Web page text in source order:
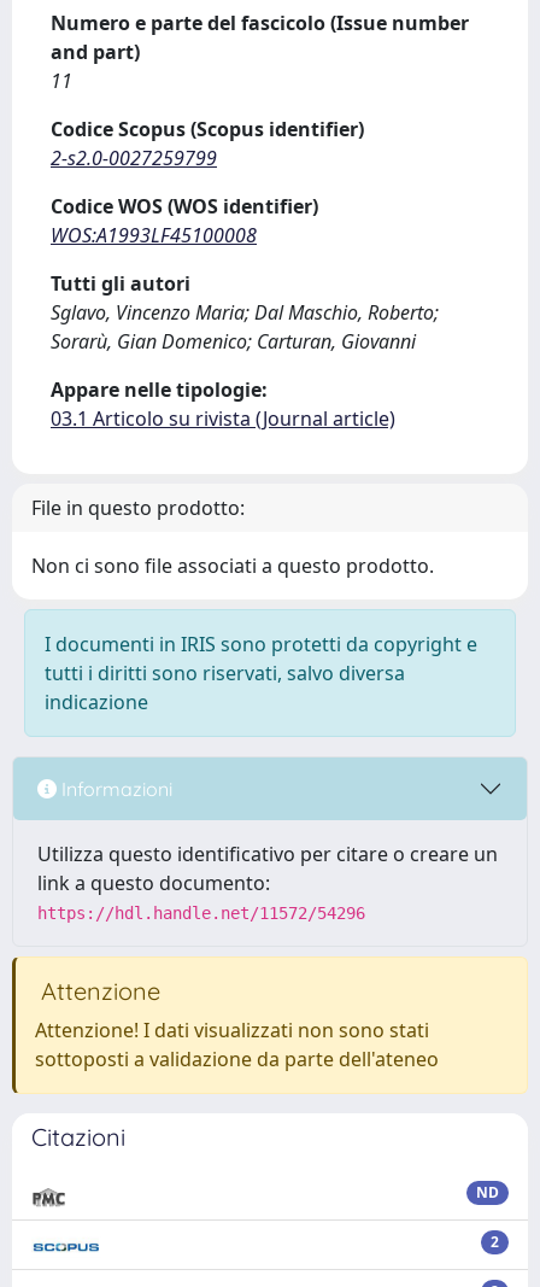
Numero e parte del fascicolo (Issue number
and part)
11
Codice Scopus (Scopus identifier)
2-s2.0-0027259799
Codice WOS (WOS identifier)
WOS:A1993LF45100008
Tutti gli autori
Sglavo, Vincenzo Maria; Dal Maschio, Roberto;
Sorarù, Gian Domenico; Carturan, Giovanni
Appare nelle tipologie:
03.1 Articolo su rivista (Journal article)
File in questo prodotto:
Non ci sono file associati a questo prodotto.
I documenti in IRIS sono protetti da copyright e
tutti i diritti sono riservati, salvo diversa
indicazione
Informazioni
Utilizza questo identificativo per citare o creare un
link a questo documento:
https://hdl.handle.net/11572/54296
Attenzione
Attenzione! I dati visualizzati non sono stati
sottoposti a validazione da parte dell'ateneo
Citazioni
ND
2